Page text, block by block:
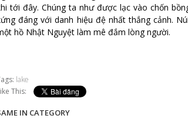
tới đây. Chúng ta như được lạc vào chốn
đáng với danh hiệu đệ nhất thắng cảnh.
hồ Nhật Nguyệt làm mê đắm lòng người.
lake
This:
IN CATEGORY